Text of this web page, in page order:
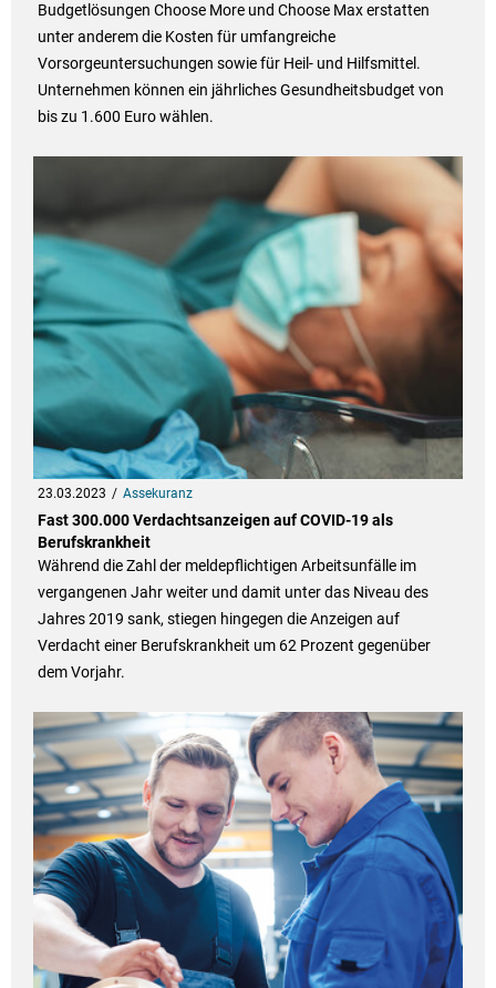
Budgetlösungen Choose More und Choose Max erstatten
unter anderem die Kosten für umfangreiche
Vorsorgeuntersuchungen sowie für Heil- und Hilfsmittel.
Unternehmen können ein jährliches Gesundheitsbudget von
bis zu 1.600 Euro wählen.
23.03.2023 Assekuranz
Fast 300.000 Verdachtsanzeigen auf COVID-19 als
Berufskrankheit
Während die Zahl der meldepflichtigen Arbeitsunfälle im
vergangenen Jahr weiter und damit unter das Niveau des
Jahres 2019 sank, stiegen hingegen die Anzeigen auf
Verdacht einer Berufskrankheit um 62 Prozent gegenüber
dem Vorjahr.